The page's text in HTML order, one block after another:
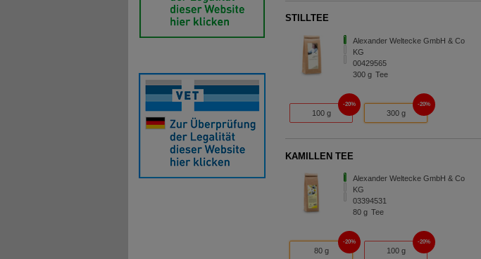
STILLTEE
Alexander Weltecke GmbH & Co
KG
00429565
300g Tee
100 g
20%
300 g
20%
KAMILLEN TEE
Alexander Weltecke GmbH & Co
KG
03394531
80g Tee
80 g
20%
100 g
20%